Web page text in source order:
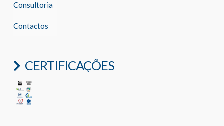
Consultoria
Contactos
CERTIFICAÇÕES